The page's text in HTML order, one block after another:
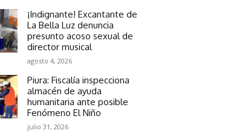
¡Indignante! Excantante de
La Bella Luz denuncia
presunto acoso sexual de
director musical
agosto 4, 2026
Piura: Fiscalía inspecciona
almacén de ayuda
humanitaria ante posible
Fenómeno El Niño
julio 31, 2026